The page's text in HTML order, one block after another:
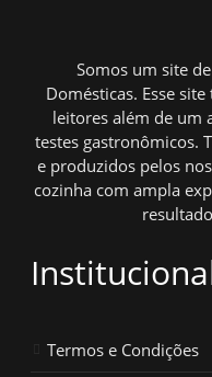
Somos um site
Domésticas. Esse
leitores além de um
testes gastronômicos.
e produzidos pelos
cozinha com ampla
Termos e Condições